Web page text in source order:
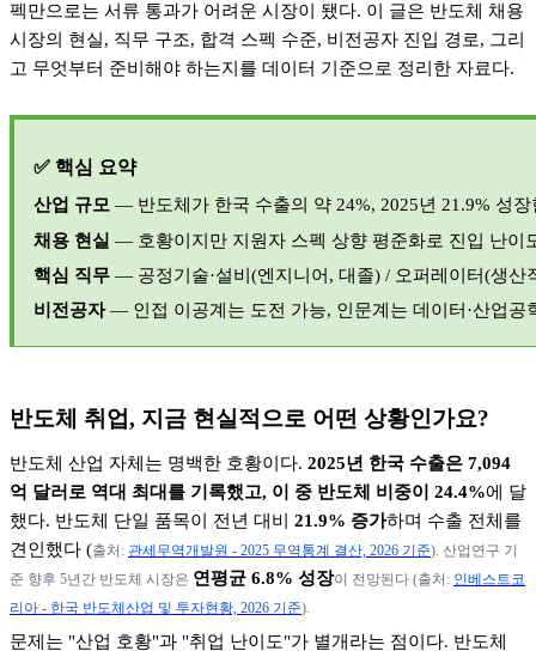
펙만으로는 서류 통과가 어려운 시장이 됐다. 이 글은 반도체 채용
시장의 현실, 직무 구조, 합격 스펙 수준, 비전공자 진입 경로, 그리
고 무엇부터 준비해야 하는지를 데이터 기준으로 정리한 자료다.
✅ 핵심 요약
산업 규모 — 반도체가 한국 수출의 약 24%, 2025년 21.9% 성장
채용 현실 — 호황이지만 지원자 스펙 상향 평준화로 진입 난이
핵심 직무 — 공정기술·설비 (엔지니어 , 대졸) / 오퍼레이터(생산
비전공자— 인접 이공계는 도전 가능, 인문계는 데이터 ·산업공
반도체 취업, 지금 현실적으로 어떤 상황인가요?
반도체 산업 자체는 명백한 호황이다. 2025년 한국 수출은 7,094
억 달러로 역대 최대를 기록했고, 이 중 반도체 비중이 24.4%에 달
했다. 반도체 단일 품목이 전년 대비 21.9% 증가하며 수출 전체를
견인했다 (출처 : 관세무역개발원 - 2025 무역통계 결산, 2026 기준). 산업연구 기
준 향후 5년간 반도체 시장은 연평균 6.8% 성장이 전망된다 (출처 : 인베스트코
리아 - 한국 반도체산업 및 투자현황, 2026 기준).
문제는 "산업 호황"과 "취업 난이도"가 별개라는 점이다. 반도체